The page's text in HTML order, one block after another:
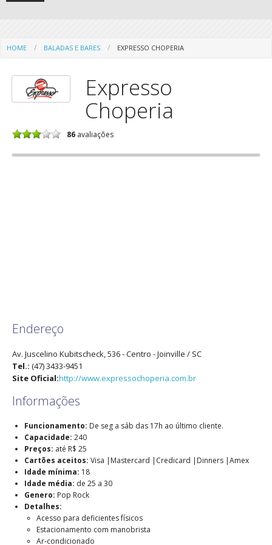
HOME BALADAS E BARES EXPRESSO CHOPERIA
Expresso
Choperia
86 avaliações
Endereço
Av. Juscelino Kubitscheck, 536- Centro -Joinville / SC
Tel.: (47) 3433-9451
Site Oficial:http://www.expressochoperia.com.br
Informações
Funcionamento: De seg a sáb das 17h ao último cliente.
Capacidade: 240
Preços: até R$ 25
Cartões aceitos: Visa |Mastercard |Credicard |Dinners |Amex
Idade mínima: 18
Idade média: de 25 a 30
Genero: Pop Rock
Detalhes:
Acesso para deficientes físicos
Estacionamento com manobrista
Ar-condicionado